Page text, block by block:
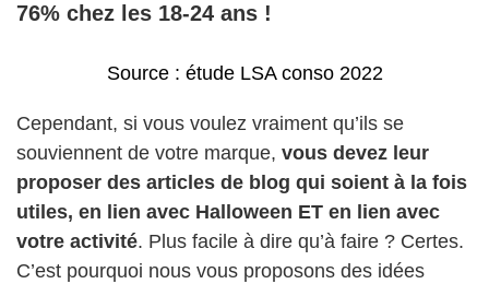
76% chez les 18-24 ans !
Source : étude LSA conso 2022
Cependant, si vous voulez vraiment qu’ils se
souviennent de votre marque, vous devez leur
proposer des articles de blog qui soient à la fois
utiles, en lien avec Halloween ET en lien avec
votre activité. Plus facile à dire qu’à faire ? Certes.
C’est pourquoi nous vous proposons des idées